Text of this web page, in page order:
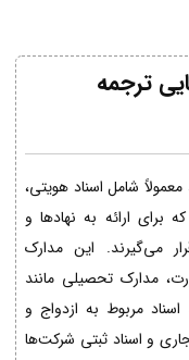
ترجمه
شامل اسناد هویتی،
ارائه به نهادها و
می‌گیرند. این مدارک
مدارک تحصیلی مانند
مربوط به ازدواج و
و اسناد ثبتی شرکت‌ها